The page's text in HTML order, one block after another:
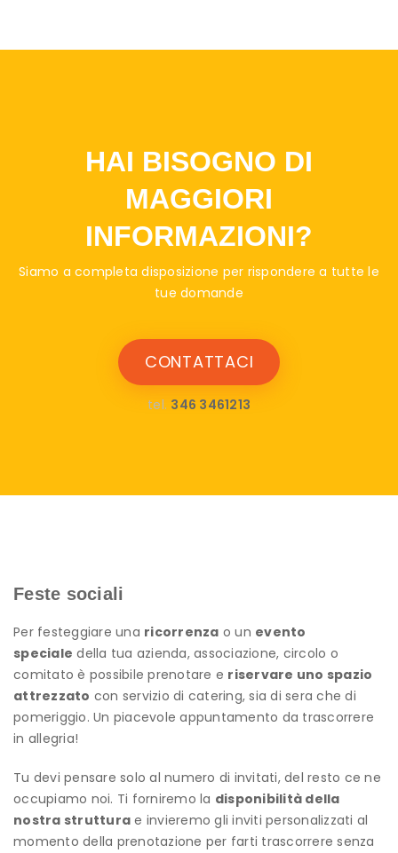
HAI BISOGNO DI
MAGGIORI
INFORMAZIONI?
Siamo a completa disposizione per rispondere a tutte le
tue domande
CONTATTACI
tel. 346 3461213
Feste sociali
Per festeggiare una ricorrenza o un evento
speciale della tua azienda, associazione, circolo o
comitato è possibile prenotare e riservare uno spazio
attrezzato con servizio di catering, sia di sera che di
pomeriggio. Un piacevole appuntamento da trascorrere
in allegria!
Tu devi pensare solo al numero di invitati, del resto ce ne
occupiamo noi. Ti forniremo la disponibilità della
nostra struttura e invieremo gli inviti personalizzati al
momento della prenotazione per farti trascorrere senza